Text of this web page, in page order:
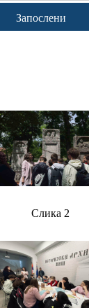
Запослени
Слика 2